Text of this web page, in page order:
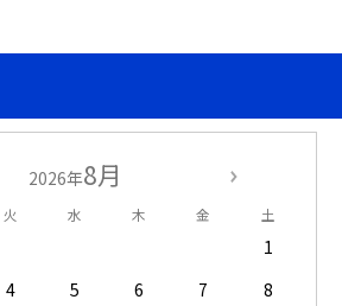
2026年8月
火 水 木 金 土
1
4 5 6 7
8